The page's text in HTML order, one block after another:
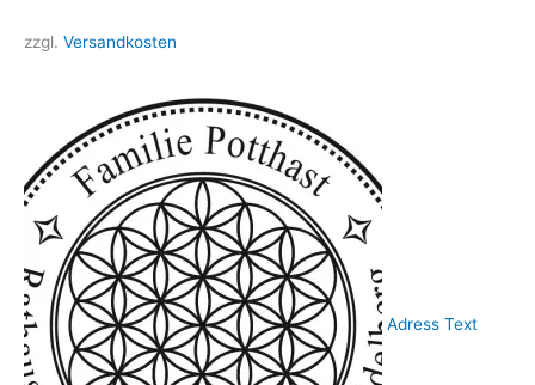
zzgl. Versandkosten
Adress Text